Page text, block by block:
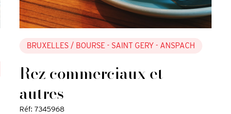
BRUXELLES / BOURSE - SAINT GERY - ANSPACH
Rez commerciaux et
autres
Réf: 7345968